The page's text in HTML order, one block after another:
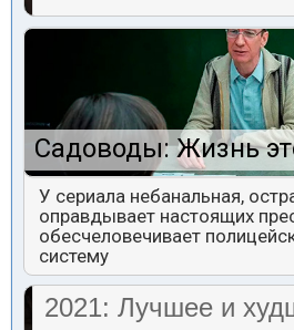
Садоводы: Жизнь
У сериала небанальная,
оправдывает настоящих
обесчеловечивает
систему
2021: Лучшее и